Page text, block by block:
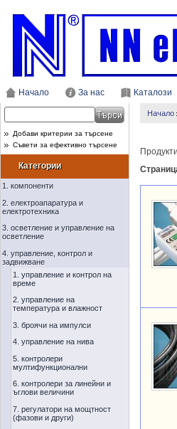
Начало За нас Каталози
Добави критерии за търсене
Съвети за ефективно търсене
Категории
1. компоненти
2. електроапаратура и
електротехника
3. осветление и управление на
осветление
4. управление, контрол и
задвижване
1. управление и контрол на
време
2. управление на
температура и влажност
3. броячи на импулси
4. управление на нива
5. контролери
мултифункционални
6. контролери за линейни и
ъглови величини
7. регулатори на мощтност
(фазови и други)
Начало
Продукти